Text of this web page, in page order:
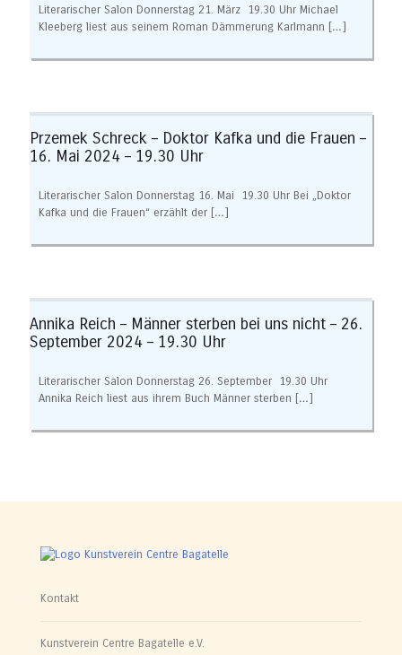
Literarischer Salon Donnerstag 21. März 19.30 Uhr Michael
Kleeberg liest aus seinem Roman Dämmerung Karlmann […]
Przemek Schreck – Doktor Kafka und die Frauen –
16. Mai 2024 – 19.30 Uhr
Literarischer Salon Donnerstag 16. Mai 19.30 Uhr Bei „Doktor
Kafka und die Frauen“ erzählt der […]
Annika Reich – Männer sterben bei uns nicht – 26.
September 2024 – 19.30 Uhr
Literarischer Salon Donnerstag 26. September 19.30 Uhr
Annika Reich liest aus ihrem Buch Männer sterben […]
Kontakt
Kunstverein Centre Bagatelle e.V.